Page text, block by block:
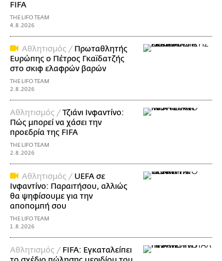
FIFA
THE LIFO TEAM
4.8.2026
Αθλητισμός / Πρωταθλητής
Ευρώπης ο Πέτρος Γκαϊδατζής
στο σκιφ ελαφρών βαρών
THE LIFO TEAM
2.8.2026
Αθλητισμός /Τζιάνι Ινφαντίνο:
Πώς μπορεί να χάσει την
προεδρία της FIFA
THE LIFO TEAM
2.8.2026
Αθλητισμός / UEFA σε
Ινφαντίνο: Παραιτήσου, αλλιώς
θα ψηφίσουμε για την
αποπομπή σου
THE LIFO TEAM
1.8.2026
Αθλητισμός / FIFA: Εγκαταλείπει